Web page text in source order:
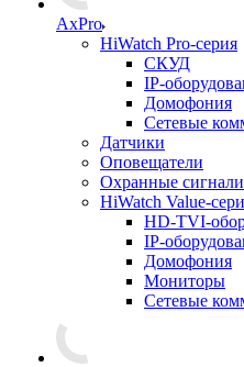
AxPro
HiWatch Pro-серия
CКУД
IP-
Домофония
Сетевые
Датчики
Оповещатели
Охранные
HiWatch Value-
HD-TVI-
IP-
Домофония
Мониторы
Сетевые